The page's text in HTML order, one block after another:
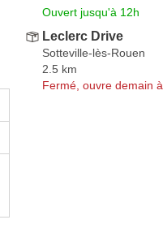
Ouvert jusqu'à 12h
Leclerc Drive
Sotteville-lès-Rouen
2.5 km
Fermé, ouvre demain